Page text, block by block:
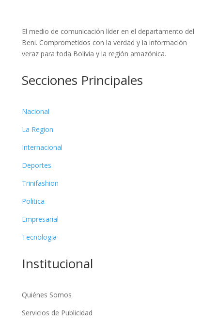
El medio de comunicación líder en el departamento del
Beni. Comprometidos con la verdad y la información
veraz para toda Bolivia y la región amazónica.
Secciones Principales
Nacional
La Region
Internacional
Deportes
Trinifashion
Politica
Empresarial
Tecnologia
Institucional
Quiénes Somos
Servicios de Publicidad